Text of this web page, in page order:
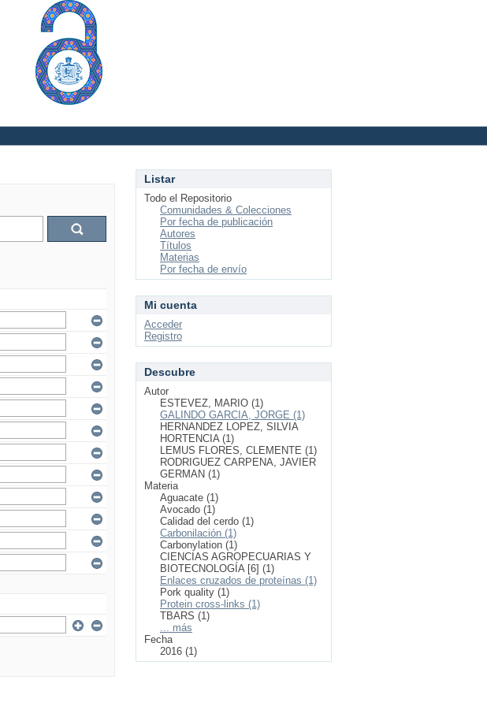
Listar
Todo el Repositorio
Comunidades & Colecciones
Por fecha de publicación
Autores
Títulos
Materias
Por fecha de envío
Mi cuenta
Acceder
Registro
Descubre
Autor
ESTEVEZ, MARIO (1)
GALINDO GARCIA, JORGE (1)
HERNANDEZ LOPEZ, SILVIA
HORTENCIA (1)
LEMUS FLORES, CLEMENTE (1)
RODRIGUEZ CARPENA, JAVIER
GERMAN (1)
Materia
Aguacate (1)
Avocado (1)
Calidad del cerdo (1)
Carbonilación (1)
Carbonylation (1)
CIENCIAS AGROPECUARIAS Y
BIOTECNOLOGÍA [6] (1)
Enlaces cruzados de proteínas (1)
Pork quality (1)
Protein cross-links (1)
TBARS (1)
... más
Fecha
2016 (1)